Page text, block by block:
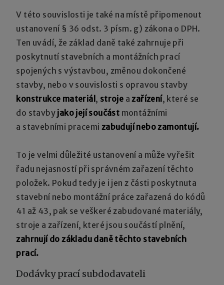
V této souvislosti je také na místě připomenout
ustanovení § 36 odst. 3 písm. g) zákona o DPH.
Ten uvádí, že základ daně také zahrnuje při
poskytnutí stavebních a montážních prací
spojených s výstavbou, změnou dokončené
stavby, nebo v souvislosti s opravou stavby
konstrukce materiál, stroje azařízení, které se
do stavby jako její součást montážními
a stavebními pracemi zabudují nebo zamontují.
To je velmi důležité ustanovení a může vyřešit
řadu nejasností při správném zařazení těchto
položek. Pokud tedy je i jen z části poskytnuta
stavební nebo montážní práce zařazená do kódů
41 až 43, pak se veškeré zabudované materiály,
stroje a zařízení, které jsou součástí plnění,
zahrnují do základu daně těchto stavebních
prací.
Dodávky prací subdodavateli